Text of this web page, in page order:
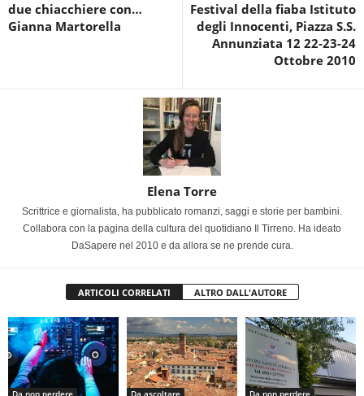
due chiacchiere con…
Gianna Martorella
Festival della fiaba Istituto
degli Innocenti, Piazza S.S.
Annunziata 12 22-23-24
Ottobre 2010
Elena Torre
Scrittrice e giornalista, ha pubblicato romanzi, saggi e storie per bambini.
Collabora con la pagina della cultura del quotidiano Il Tirreno. Ha ideato
DaSapere nel 2010 e da allora se ne prende cura.
ARTICOLI CORRELATI ALTRO DALL'AUTORE
Da non perdere Da ascoltare Da non perdere